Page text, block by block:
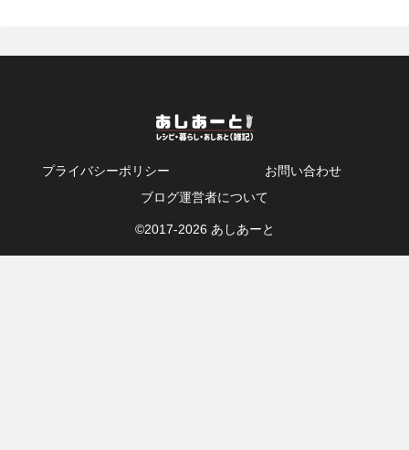
プライバシーポリシー
お問い合わせ
ブログ運営者について
©2017-2026 あしあーと